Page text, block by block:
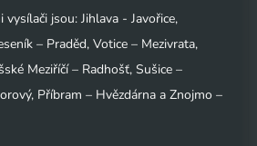
jsou: Jihlava - Javořice,
– Praděd, Votice – Mezivrata,
Meziříčí – Radhošť, Sušice –
Příbram – Hvězdárna a Znojmo –